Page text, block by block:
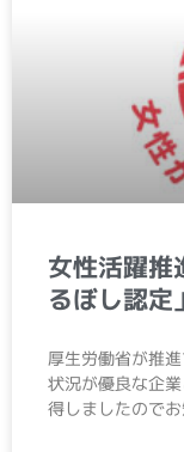
女性活躍推
るぼし認定
厚生労働省が推
状況が優良な企
得しましたのでお